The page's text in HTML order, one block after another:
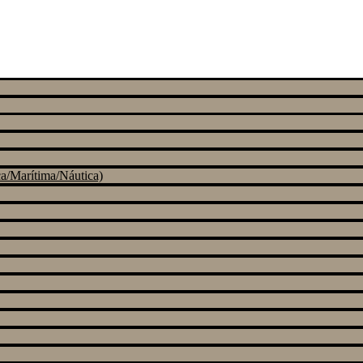
Marítima/Náutica)